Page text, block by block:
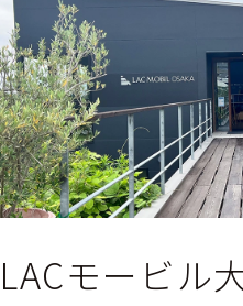
LACモービル